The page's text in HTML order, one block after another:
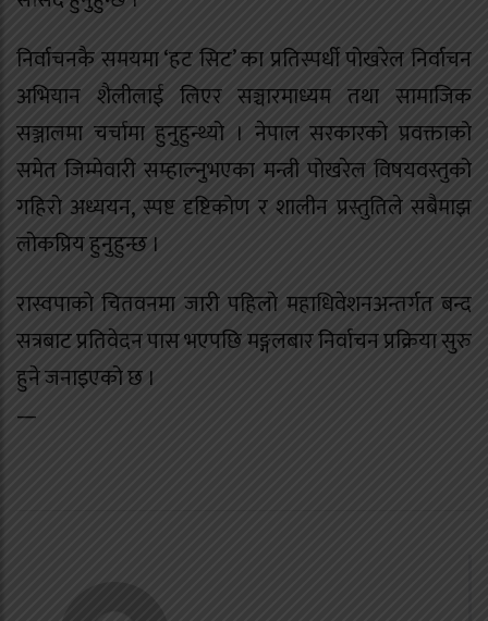
निर्वाचनकै समयमा ‘हट सिट’ का प्रतिस्पर्धी पोखरेल निर्वाचन
अभियान शैलीलाई लिएर सञ्चारमाध्यम तथा सामाजिक
सञ्जालमा चर्चामा हुनुहुन्थ्यो । नेपाल सरकारको प्रवक्ताको
समेत जिम्मेवारी सम्हाल्नुभएका मन्त्री पोखरेल विषयवस्तुको
गहिरो अध्ययन, स्पष्ट दृष्टिकोण र शालीन प्रस्तुतिले सबैमाझ
लोकप्रिय हुनुहुन्छ ।
रास्वपाको चितवनमा जारी पहिलो महाधिवेशनअन्तर्गत बन्द
सत्रबाट प्रतिवेदन पास भएपछि मङ्गलबार निर्वाचन प्रक्रिया सुरु
हुने जनाइएको छ ।
—